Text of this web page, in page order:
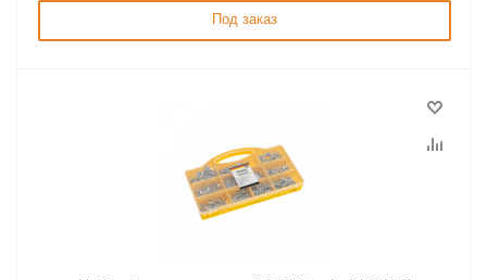
Под заказ